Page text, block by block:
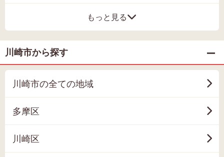
もっと見る
川崎市から探す
川崎市の全ての地域
多摩区
川崎区